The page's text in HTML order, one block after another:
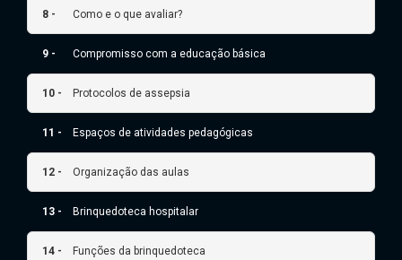
8 - Como e o que avaliar?
9 - Compromisso com a educação básica
10 - Protocolos de assepsia
11 - Espaços de atividades pedagógicas
12 - Organização das aulas
13 - Brinquedoteca hospitalar
14 - Funções da brinquedoteca